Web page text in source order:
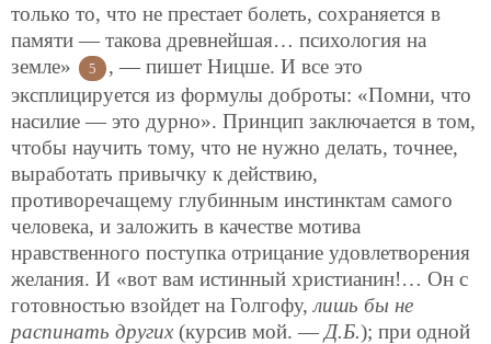
только то, что не престает болеть, сохраняется в
памяти — такова древнейшая… психология на
земле»
5
, — пишет Ницше. И все это
эксплицируется из формулы доброты: «Помни, что
насилие — это дурно». Принцип заключается в том,
чтобы научить тому, что не нужно делать, точнее,
выработать привычку к действию,
противоречащему глубинным инстинктам самого
человека, и заложить в качестве мотива
нравственного поступка отрицание удовлетворения
желания. И «вот вам истинный христианин!… Он с
готовностью взойдет на Голгофу,лишь бы не
распинать других(курсив мой. — Д.Б.); при одной